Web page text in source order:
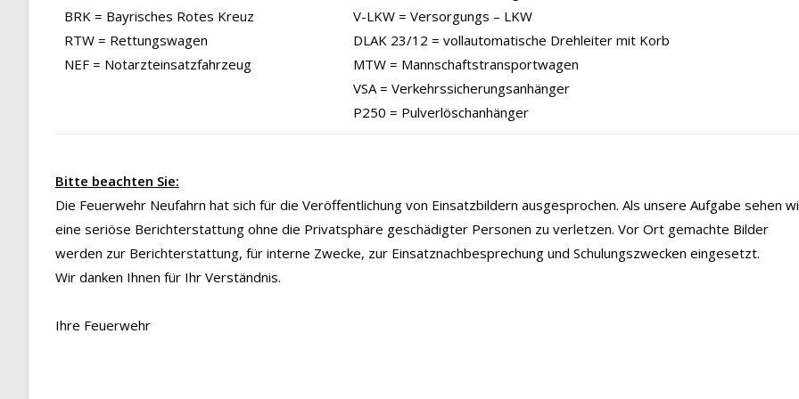
BRK = Bayrisches Rotes Kreuz
RTW = Rettungswagen
NEF = Notarzteinsatzfahrzeug
V-LKW = Versorgungs – LKW
DLAK 23/12 = vollautomatische Drehleiter mit Korb
MTW = Mannschaftstransportwagen
VSA = Verkehrssicherungsanhänger
P250 = Pulverlöschanhänger
Bitte beachten Sie:
Die Feuerwehr Neufahrn hat sich für die Veröffentlichung von Einsatzbildern ausgesprochen. Als unsere Aufgabe sehen
eine seriöse Berichterstattung ohne die Privatsphäre geschädigter Personen zu verletzen. Vor Ort gemachte Bilder
werden zur Berichterstattung, für interne Zwecke, zur Einsatznachbesprechung und Schulungszwecken eingesetzt.
Wir danken Ihnen für Ihr Verständnis.
Ihre Feuerwehr